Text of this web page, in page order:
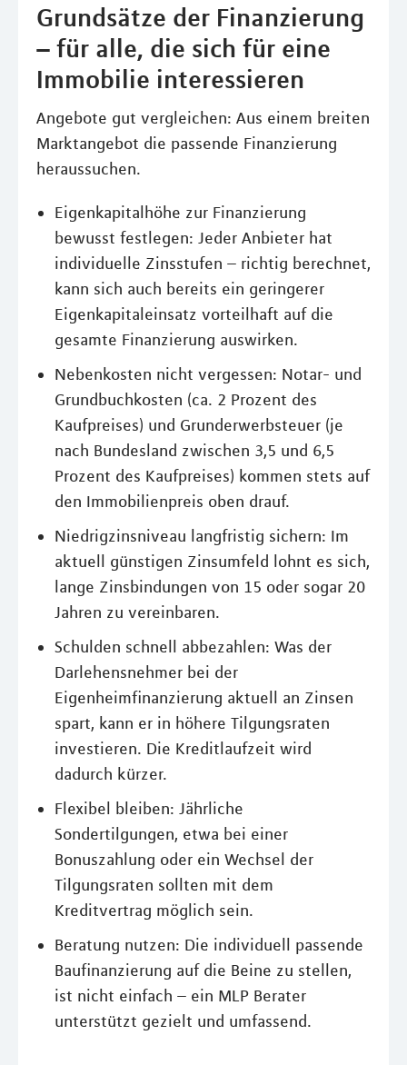
Grundsätze der Finanzierung
– für alle, die sich für eine
Immobilie interessieren
Angebote gut vergleichen: Aus einem breiten
Marktangebot die passende Finanzierung
heraussuchen.
Eigenkapitalhöhe zur Finanzierung
bewusst festlegen: Jeder Anbieter hat
individuelle Zinsstufen – richtig berechnet,
kann sich auch bereits ein geringerer
Eigenkapitaleinsatz vorteilhaft auf die
gesamte Finanzierung auswirken.
Nebenkosten nicht vergessen: Notar- und
Grundbuchkosten (ca. 2 Prozent des
Kaufpreises) und Grunderwerbsteuer (je
nach Bundesland zwischen 3,5 und 6,5
Prozent des Kaufpreises) kommen stets auf
den Immobilienpreis oben drauf.
Niedrigzinsniveau langfristig sichern: Im
aktuell günstigen Zinsumfeld lohnt es sich,
lange Zinsbindungen von 15 oder sogar 20
Jahren zu vereinbaren.
Schulden schnell abbezahlen: Was der
Darlehensnehmer bei der
Eigenheimfinanzierung aktuell an Zinsen
spart, kann er in höhere Tilgungsraten
investieren. Die Kreditlaufzeit wird
dadurch kürzer.
Flexibel bleiben: Jährliche
Sondertilgungen, etwa bei einer
Bonuszahlung oder ein Wechsel der
Tilgungsraten sollten mit dem
Kreditvertrag möglich sein.
Beratung nutzen: Die individuell passende
Baufinanzierung auf die Beine zu stellen,
ist nicht einfach – ein MLP Berater
unterstützt gezielt und umfassend.